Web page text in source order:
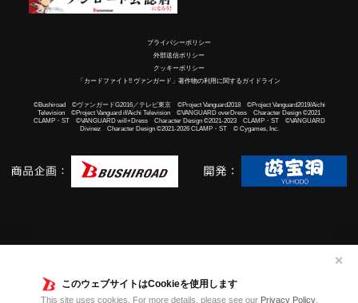
このウェブサイトはCookieを使用します
This site uses cookies. For more details, please see our Privacy Policy.
✕
プライバシーポリシー
外部送信ポリシー
クッキーポリシー
「カードファイト!! ヴァンガード」著作物の利用に関するガイドライン
©Bushiroad ©ヴァンガードG2016／テレビ東京 ©Project Vanguard2018 ©Project Vanguard2019/Aichi
Television ©Project Vanguard if/Aichi Television ©VANGUARD overDress Character Design ©2021
CLAMP・ST ©VANGUARD will+Dress Character Design ©2021-2023 CLAMP・ST ©VANGUARD
Divinez Character Design ©2021-2026 CLAMP・ST © Cygames, Inc.